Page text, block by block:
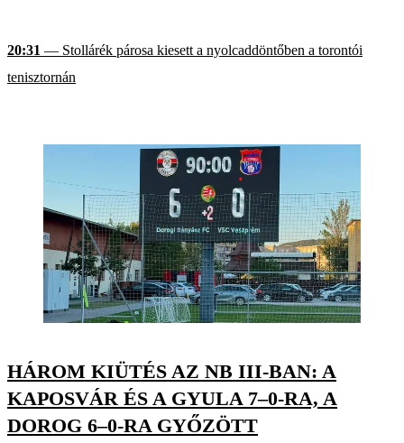
20:31 — Stollárék párosa kiesett a nyolcaddöntőben a torontói
tenisztornán
HÁROM KIÜTÉS AZ NB III-BAN: A
KAPOSVÁR ÉS A GYULA 7–0-RA, A
DOROG 6–0-RA GYŐZÖTT